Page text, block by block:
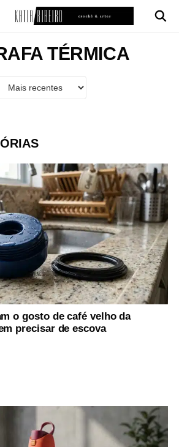
TÉRMICA
o gosto de café velho da
precisar de escova